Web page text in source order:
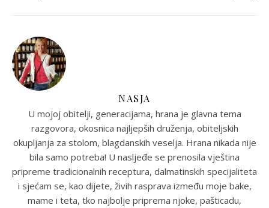
NASJA
U mojoj obitelji, generacijama, hrana je glavna tema
razgovora, okosnica najljepših druženja, obiteljskih
okupljanja za stolom, blagdanskih veselja. Hrana nikada nije
bila samo potreba! U nasljeđe se prenosila vještina
pripreme tradicionalnih receptura, dalmatinskih specijaliteta
i sjećam se, kao dijete, živih rasprava između moje bake,
mame i teta, tko najbolje priprema njoke, pašticadu,